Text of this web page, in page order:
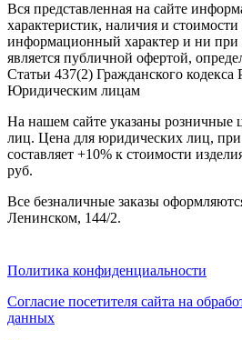
+7
812
647-
90-
72
spb.ru
Заказать
звонок
Вся представленная на сайте
характеристик, наличия и
информационный характер и ни при
является публичной офертой,
Статьи 437(2) Гражданского кодекса
Юридическим лицам
На нашем сайте указаны розничные
лиц. Цена для юридических лиц, при
составляет +10% к стоимости
руб.
Все безналичные заказы
Ленинском, 144/2.
Политика конфиденциальности
Согласие посетителя сайта на
данных